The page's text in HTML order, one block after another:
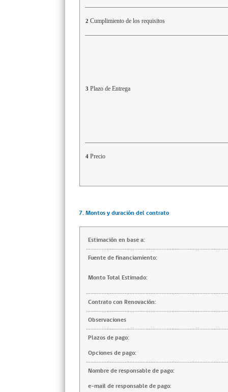
2 Cumplimiento de los requisitos
3 Plazo de Entrega
4 Precio
7. Montos y duración del contrato
Estimación en base a:
Fuente de financiamiento:
Monto Total Estimado:
Contrato con Renovación:
Observaciones
Plazos de pago:
Opciones de pago:
Nombre de responsable de pago:
e-mail de responsable de pago: